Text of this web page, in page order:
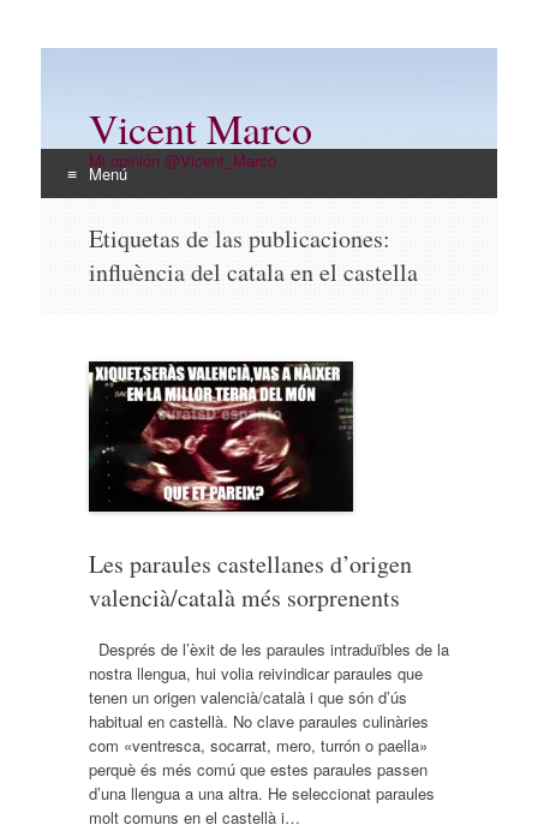
Vicent Marco
Mi opinión @Vicent_Marco
Menú
contenido
Etiquetas de las publicaciones:
influència del catala en el castella
Les paraules castellanes d’origen
valencià/català més sorprenents
Després de l’èxit de les paraules intraduïbles de la
nostra llengua, hui volia reivindicar paraules que
tenen un origen valencià/català i que són d’ús
habitual en castellà. No clave paraules culinàries
com «ventresca, socarrat, mero, turrón o paella»
perquè és més comú que estes paraules passen
d’una llengua a una altra. He seleccionat paraules
molt comuns en el castellà i…